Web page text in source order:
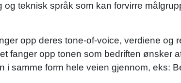
teknisk språk som kan forvirre
opp deres tone-of-voice, verdiene og
fanger opp tonen som bedriften ønsker
i samme form hele veien gjennom, eks: